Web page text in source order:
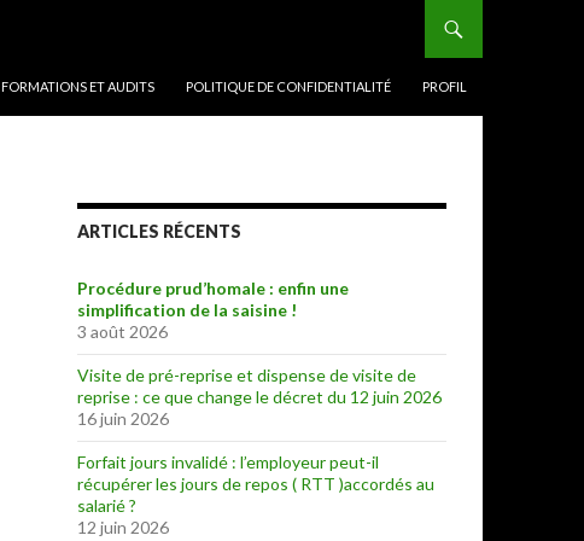
FORMATIONS ET AUDITS POLITIQUE DE CONFIDENTIALITÉ PROFIL
ARTICLES RÉCENTS
Procédure prud’homale : enfin une
simplification de la saisine !
3 août 2026
Visite de pré-reprise et dispense de visite de
reprise : ce que change le décret du 12 juin 2026
16 juin 2026
Forfait jours invalidé : l’employeur peut-il
récupérer les jours de repos ( RTT )accordés au
salarié ?
12 juin 2026